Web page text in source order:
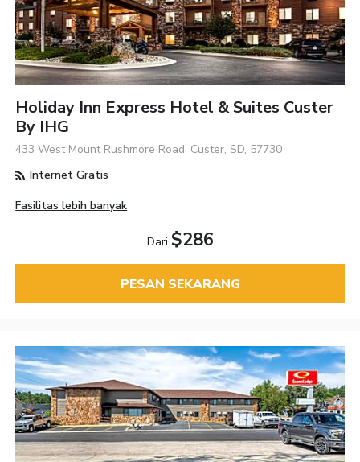
Holiday Inn Express Hotel & Suites Custer
By IHG
433 West Mount Rushmore Road, Custer, SD, 57730
Internet Gratis
Fasilitas lebih banyak
Dari $286
PESAN SEKARANG